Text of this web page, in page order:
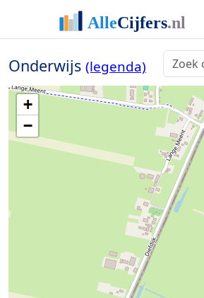
Onderwijs (legenda)
+
−